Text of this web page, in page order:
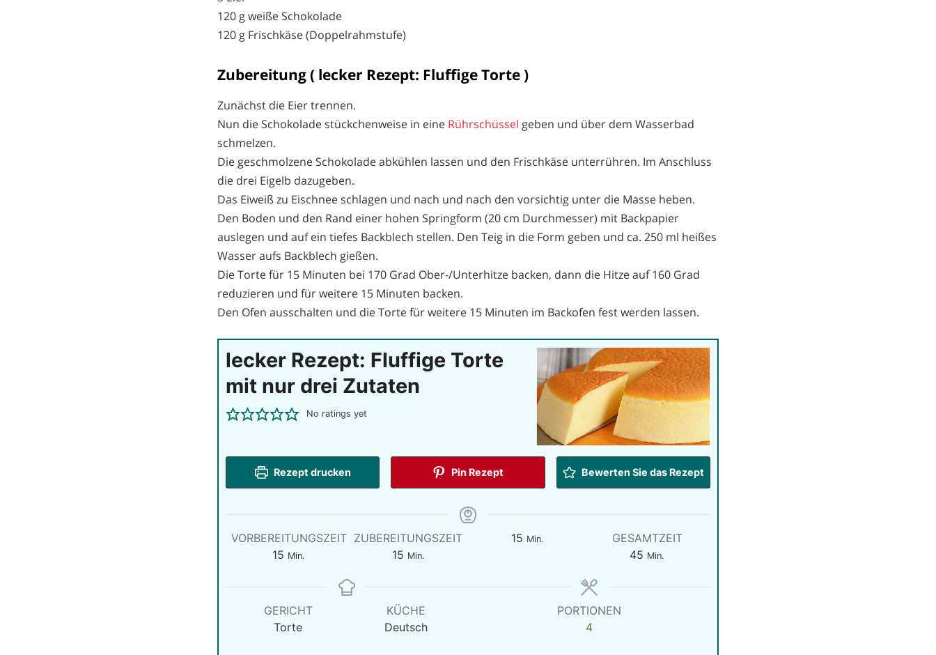
120 g weiße Schokolade
120 g Frischkäse (Doppelrahmstufe)
Zubereitung ( lecker Rezept: Fluffige Torte )
Zunächst die Eier trennen.
Nun die Schokolade stückchenweise in eine Rührschüssel geben und über dem Wasserbad
schmelzen.
Die geschmolzene Schokolade abkühlen lassen und den Frischkäse unterrühren. Im Anschluss
die drei Eigelb dazugeben.
Das Eiweiß zu Eischnee schlagen und nach und nach den vorsichtig unter die Masse heben.
Den Boden und den Rand einer hohen Springform (20 cm Durchmesser) mit Backpapier
auslegen und auf ein tiefes Backblech stellen. Den Teig in die Form geben und ca. 250 ml heißes
Wasser aufs Backblech gießen.
Die Torte für 15 Minuten bei 170 Grad Ober-/Unterhitze backen, dann die Hitze auf 160 Grad
reduzieren und für weitere 15 Minuten backen.
Den Ofen ausschalten und die Torte für weitere 15 Minuten im Backofen fest werden lassen.
lecker Rezept: Fluffige Torte
mit nur drei Zutaten
No ratings yet
Rezept drucken Pin Rezept Bewerten Sie das Rezept
VORBEREITUNGSZEIT
15 Minuten
Min.
ZUBEREITUNGSZEIT
15Minuten
Min.
15 Minuten
Min.
GESAMTZEIT
45 Minuten
Min.
GERICHT
Torte
KÜCHE
Deutsch
PORTIONEN
4